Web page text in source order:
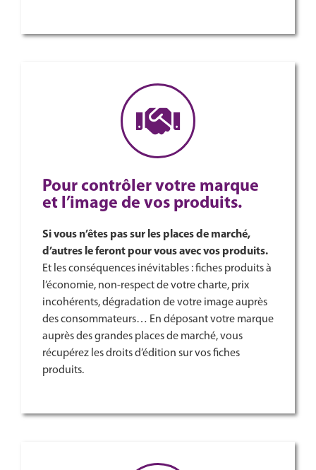
Pour contrôler votre marque
et l’image de vos produits.
Si vous n’êtes pas sur les places de marché,
d’autres le feront pour vous avec vos produits.
Et les conséquences inévitables : fiches produits à
l’économie, non-respect de votre charte, prix
incohérents, dégradation de votre image auprès
des consommateurs… En déposant votre marque
auprès des grandes places de marché, vous
récupérez les droits d’édition sur vos fiches
produits.